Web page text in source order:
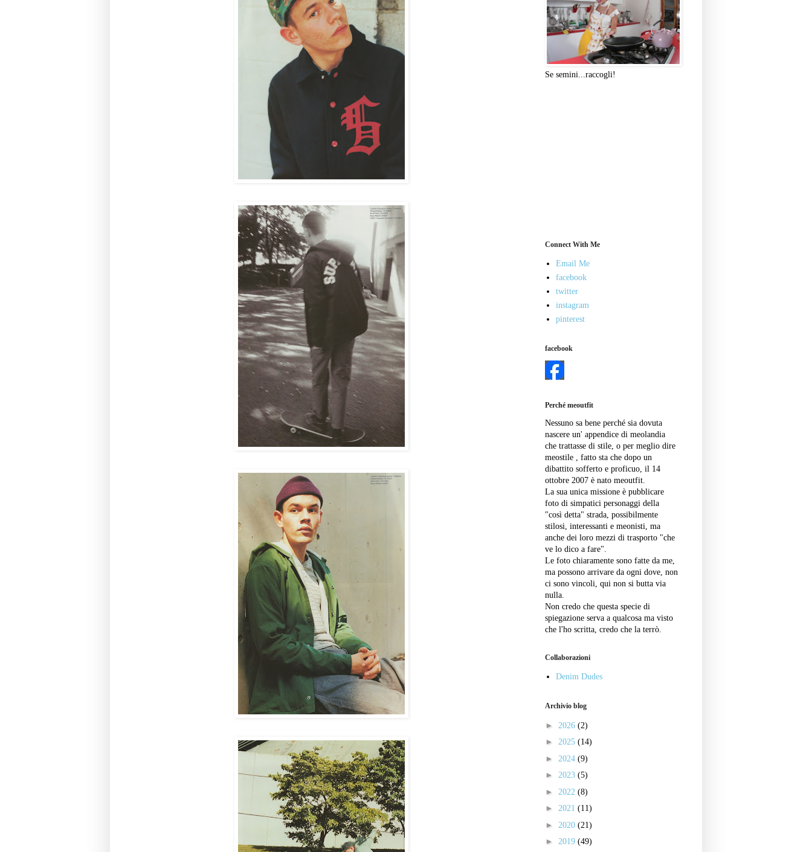
Se semini...raccogli!
Connect With Me
Email Me
facebook
twitter
instagram
pinterest
facebook
Perché meoutfit
Nessuno sa bene perché sia dovuta
nascere un' appendice di meolandia
che trattasse di stile, o per meglio dire
meostile , fatto sta che dopo un
dibattito sofferto e proficuo, il 14
ottobre 2007 è nato meoutfit.
La sua unica missione è pubblicare
foto di simpatici personaggi della
"così detta" strada, possibilmente
stilosi, interessanti e meonisti, ma
anche dei loro mezzi di trasporto "che
ve lo dico a fare".
Le foto chiaramente sono fatte da me,
ma possono arrivare da ogni dove, non
ci sono vincoli, qui non si butta via
nulla.
Non credo che questa specie di
spiegazione serva a qualcosa ma visto
che l'ho scritta, credo che la terrò.
Collaborazioni
Denim Dudes
Archivio blog
► 2026 (2)
► 2025 (14)
► 2024 (9)
► 2023 (5)
► 2022 (8)
► 2021 (11)
► 2020 (21)
► 2019 (49)